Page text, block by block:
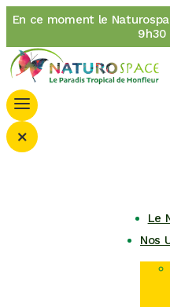
En ce moment le
9h30
×
Le
Nos